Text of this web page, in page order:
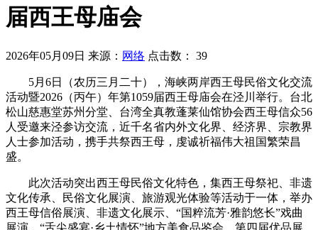
届西王母庙会
2026年05月09日 来源： 网络 点击数： 39
5月6日（农历三月二十），海峡两岸西王母民俗文化交流
活动暨2026（丙午）年第1059届西王母庙会在泾川举行。台北
松山慈惠堂苏州分堂、台湾全真教蓬莱仙馆协会西王母信众56
人受邀来泾参访交流，近千名省内外文化界、经济界、宗教界
人士参加活动，携手共祭西王母，虔诚祈福伟大祖国繁荣昌
盛。
此次活动突出西王母民俗文化特色，集西王母祭祀、非遗
文化传承、民俗文化展演、旅游观光体验等活动于一体，举办
西王母信俗展演、非遗文化展示、“国粹流芳·雅韵悠长”戏曲
展演、“舌尖盛宴·乡土情怀”地方美食品鉴会、第四届优品展